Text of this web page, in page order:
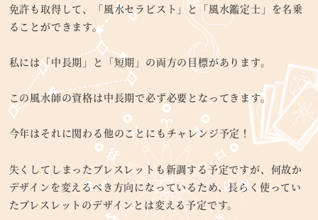
免許も取得して、「風水セラピスト」と「風水鑑定士」を名乗
ることができます。
私には「中長期」と「短期」の両方の目標があります。
この風水師の資格は中長期で必ず必要となってきます。
今年はそれに関わる他のことにもチャレンジ予定！
失くしてしまったブレスレットも新調する予定ですが、何故か
デザインを変えるべき方向になっているため、長らく使ってい
たブレスレットのデザインとは変える予定です。